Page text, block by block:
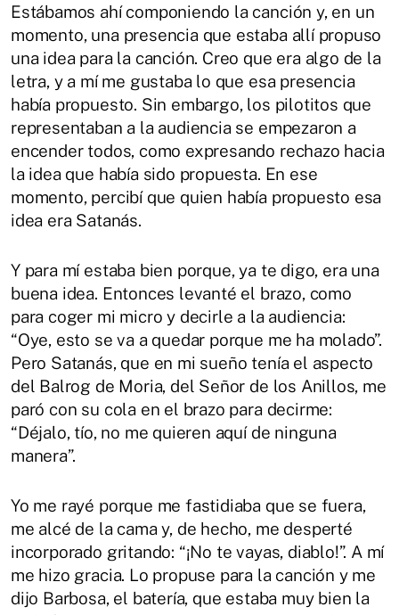
Estábamos ahí componiendo la canción y, en un
momento, una presencia que estaba allí propuso
una idea para la canción. Creo que era algo de la
letra, y a mí me gustaba lo que esa presencia
había propuesto. Sin embargo, los pilotitos que
representaban a la audiencia se empezaron a
encender todos, como expresando rechazo hacia
la idea que había sido propuesta. En ese
momento, percibí que quien había propuesto esa
idea era Satanás.
Y para mí estaba bien porque, ya te digo, era una
buena idea. Entonces levanté el brazo, como
para coger mi micro y decirle a la audiencia:
“Oye, esto se va a quedar porque me ha molado”.
Pero Satanás, que en mi sueño tenía el aspecto
del Balrog de Moria, del Señor de los Anillos, me
paró con su cola en el brazo para decirme:
“Déjalo, tío, no me quieren aquí de ninguna
manera”.
Yo me rayé porque me fastidiaba que se fuera,
me alcé de la cama y, de hecho, me desperté
incorporado gritando: “¡No te vayas, diablo!”. A mí
me hizo gracia. Lo propuse para la canción y me
dijo Barbosa, el batería, que estaba muy bien la